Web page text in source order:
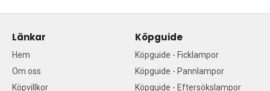
Länkar
Hem
Om oss
Köpvillkor
Köpguide
Köpguide - Ficklampor
Köpguide - Pannlampor
Köpguide - Eftersökslampor